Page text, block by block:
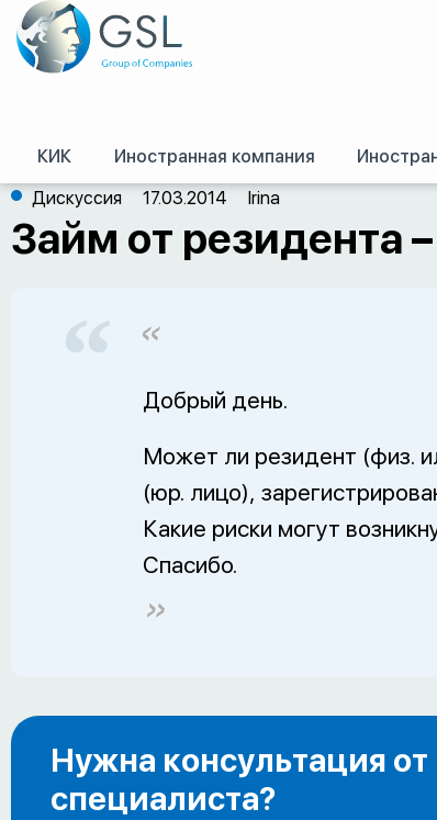
КИК Иностранная компания
GSL/Оффшор – форум /Британские Виргинские Острова/
Дискуссия 17.03.2014 Irina
Займ от резидента
Добрый день.
Может ли резидент (физ.
(юр. лицо),
Какие риски могут
Спасибо.
Нужна консультация от
специалиста?